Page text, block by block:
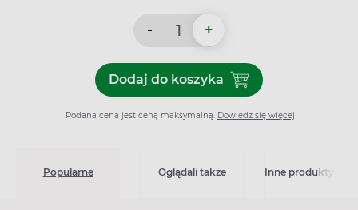
- +
Dodaj do koszykaDodaj do koszyka
Podana cena jest ceną maksymalną. Dowiedz się więcej
Popularne Oglądali także Inne produkty z